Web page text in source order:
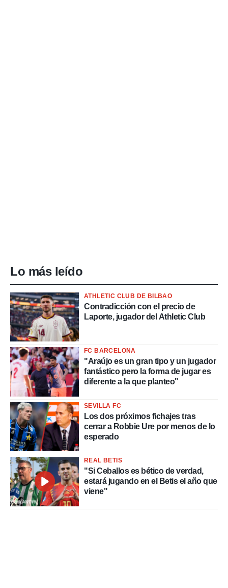
Lo más leído
ATHLETIC CLUB DE BILBAO
Contradicción con el precio de
Laporte, jugador del Athletic Club
FC BARCELONA
"Araújo es un gran tipo y un jugador
fantástico pero la forma de jugar es
diferente a la que planteo"
SEVILLA FC
Los dos próximos fichajes tras
cerrar a Robbie Ure por menos de lo
esperado
REAL BETIS
"Si Ceballos es bético de verdad,
estará jugando en el Betis el año que
viene"